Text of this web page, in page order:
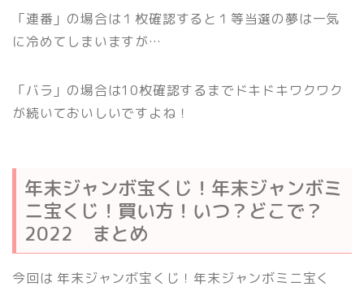
「連番」の場合は１枚確認すると１等当選の夢は一気
に冷めてしまいますが…
「バラ」の場合は10枚確認するまでドキドキワクワク
が続いておいしいですよね！
年末ジャンボ宝くじ！年末ジャンボミ
ニ宝くじ！買い方！いつ？どこで？
2022 まとめ
今回は 年末ジャンボ宝くじ！年末ジャンボミニ宝く